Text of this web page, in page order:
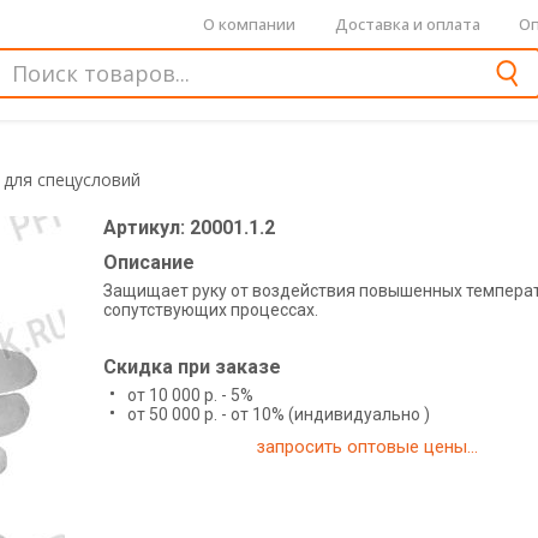
О компании Доставка и оплата
спецусловий
Артикул: 20001.1.2
Описание
Защищает руку от воздействия повышенных
сопутствующих процессах.
Скидка при заказе
от 10 000 р. - 5%
от 50 000 р. - от 10% (индивидуально )
запросить оптовые цены...